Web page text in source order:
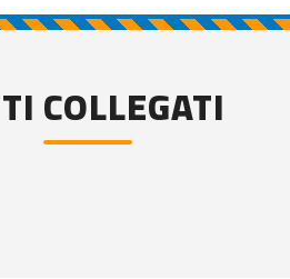
COLLEGATI